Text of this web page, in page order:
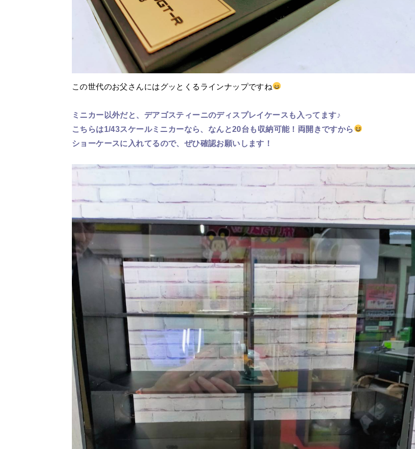
この世代のお父さんにはグッとくるラインナップですね
ミニカー以外だと、デアゴスティーニのディスプレイケースも入ってます♪
こちらは1/43スケールミニカーなら、なんと20台も収納可能！両開きですから
ショーケースに入れてるので、ぜひ確認お願いします！